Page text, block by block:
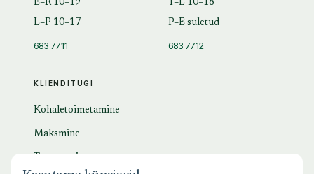
KLIENDITUGI
Kohaletoimetamine
Maksmine
E–R 10–19
L–P 10–17
683 7711
T–L 10–18
P–E suletud
683 7712